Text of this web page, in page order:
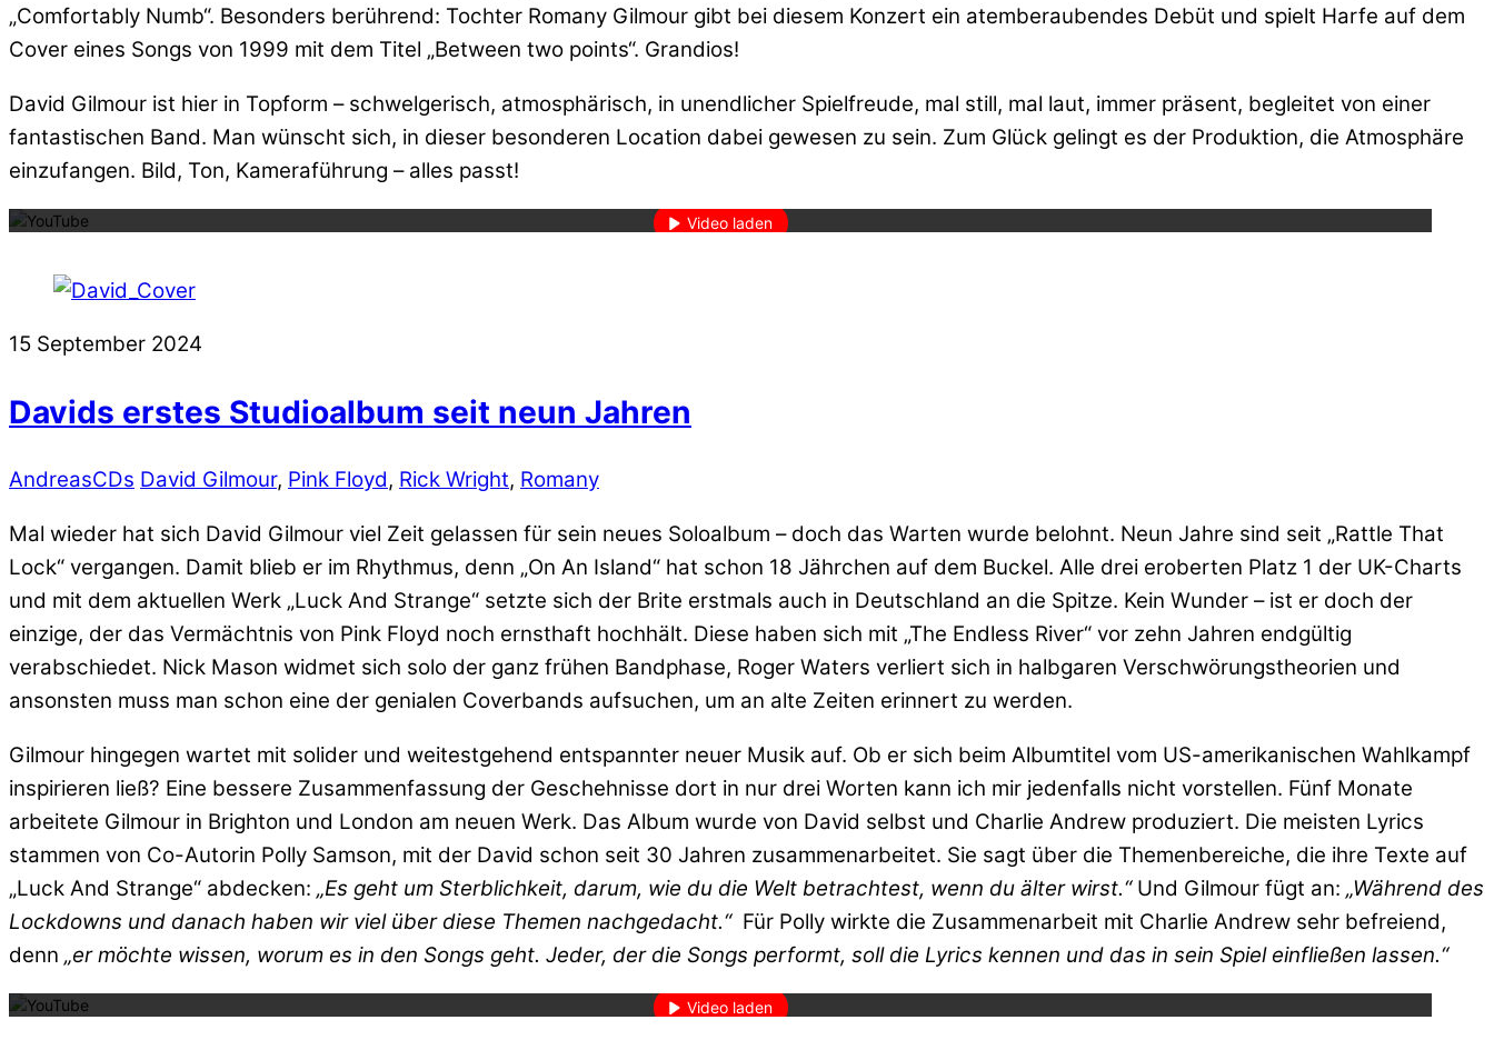
„Comfortably Numb“. Besonders berührend: Tochter Romany Gilmour gibt bei diesem Konzert ein atemberaubendes Debüt und spielt Harfe auf dem
Cover eines Songs von 1999 mit dem Titel „Between two points“. Grandios!
David Gilmour ist hier in Topform – schwelgerisch, atmosphärisch, in unendlicher Spielfreude, mal still, mal laut, immer präsent, begleitet von einer
fantastischen Band. Man wünscht sich, in dieser besonderen Location dabei gewesen zu sein. Zum Glück gelingt es der Produktion, die Atmosphäre
einzufangen. Bild, Ton, Kameraführung – alles passt!
Mit dem Laden des Videos akzeptieren Sie die Datenschutzerklärung von YouTube.
Video laden
15 September 2024
Davids erstes Studioalbum seit neun Jahren
AndreasCDs David Gilmour, Pink Floyd, Rick Wright, Romany
Mal wieder hat sich David Gilmour viel Zeit gelassen für sein neues Soloalbum – doch das Warten wurde belohnt. Neun Jahre sind seit „Rattle That
Lock“ vergangen. Damit blieb er im Rhythmus, denn „On An Island“ hat schon 18 Jährchen auf dem Buckel. Alle drei eroberten Platz 1 der UK-Charts
und mit dem aktuellen Werk „Luck And Strange“ setzte sich der Brite erstmals auch in Deutschland an die Spitze. Kein Wunder – ist er doch der
einzige, der das Vermächtnis von Pink Floyd noch ernsthaft hochhält. Diese haben sich mit „The Endless River“ vor zehn Jahren endgültig
verabschiedet. Nick Mason widmet sich solo der ganz frühen Bandphase, Roger Waters verliert sich in halbgaren Verschwörungstheorien und
ansonsten muss man schon eine der genialen Coverbands aufsuchen, um an alte Zeiten erinnert zu werden.
Gilmour hingegen wartet mit solider und weitestgehend entspannter neuer Musik auf. Ob er sich beim Albumtitel vom US-amerikanischen Wahlkampf
inspirieren ließ? Eine bessere Zusammenfassung der Geschehnisse dort in nur drei Worten kann ich mir jedenfalls nicht vorstellen. Fünf Monate
arbeitete Gilmour in Brighton und London am neuen Werk. Das Album wurde von David selbst und Charlie Andrew produziert. Die meisten Lyrics
stammen von Co-Autorin Polly Samson, mit der David schon seit 30 Jahren zusammenarbeitet. Sie sagt über die Themenbereiche, die ihre Texte auf
„Luck And Strange“ abdecken: „Es geht um Sterblichkeit, darum, wie du die Welt betrachtest, wenn du älter wirst.“Und Gilmour fügt an: „Während des
Lockdowns und danach haben wir viel über diese Themen nachgedacht.“Für Polly wirkte die Zusammenarbeit mit Charlie Andrew sehr befreiend,
denn „er möchte wissen, worum es in den Songs geht. Jeder, der die Songs performt, soll die Lyrics kennen und das in sein Spiel einfließen lassen.“
Mit dem Laden des Videos akzeptieren Sie die Datenschutzerklärung von YouTube.
Mehr erfahren
Video laden